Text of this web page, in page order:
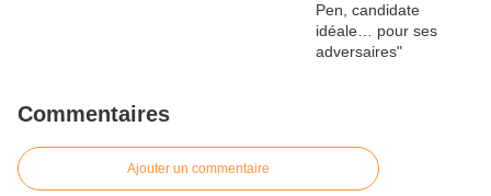
Commentaires
Ajouter un commentaire